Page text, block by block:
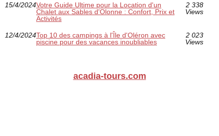
15/4/2024Votre Guide Ultime pour la Location d'un
Chalet aux Sables d'Olonne : Confort, Prix et
Activités
2 338
Views
12/4/2024Top 10 des campings à l'Île d'Oléron avec
piscine pour des vacances inoubliables
2 023
Views
acadia-tours.com